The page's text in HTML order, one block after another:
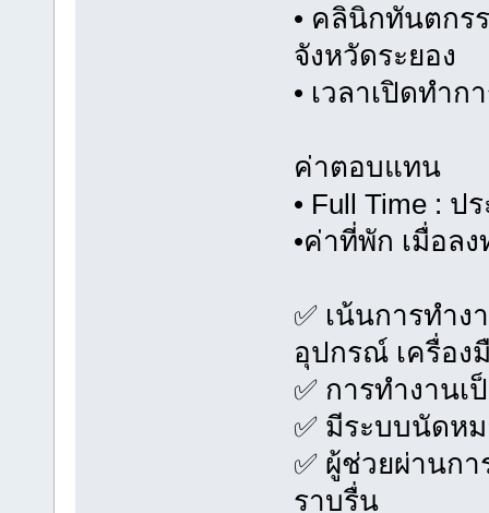
• คลินิกทันตกร
จังหวัดระยอง
• เวลาเปิดทำก
ค่าตอบแทน
• Full Time : ป
•ค่าที่พัก เมื่อล
✅ เน้นการทำง
อุปกรณ์ เครื่อง
✅ การทำงาน
✅ มีระบบนัดห
✅ ผู้ช่วยผ่านก
ราบรื่น